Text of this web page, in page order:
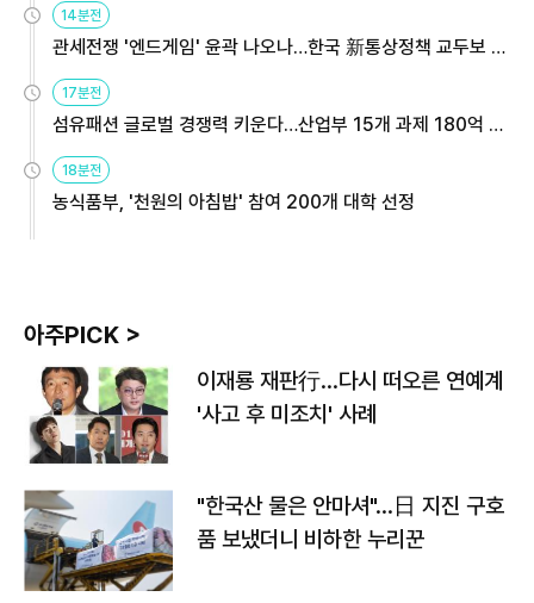
14분전
관세전쟁 '엔드게임' 윤곽 나오나…한국 新통상정책 교두보 활
용해야
17분전
섬유패션 글로벌 경쟁력 키운다…산업부 15개 과제 180억 지
원
18분전
농식품부, '천원의 아침밥' 참여 200개 대학 선정
아주PICK >
이재룡 재판行…다시 떠오른 연예계
'사고 후 미조치' 사례
"한국산 물은 안마셔"…日 지진 구호
품 보냈더니 비하한 누리꾼